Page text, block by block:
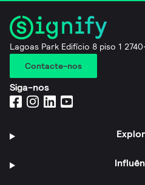
Lagoas Park Edifício 8 piso 1
Contacte-nos
Siga-nos